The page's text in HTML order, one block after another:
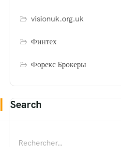
visionuk.org.uk
Финтех
Форекс Брокеры
Search